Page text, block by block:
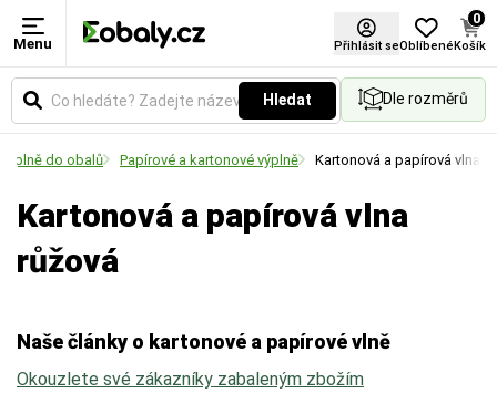
Menu Přihlásit seOblíbené
0
Košík
Hledat Dle rozměrů
Výplně do obalů Papírové a kartonové výplně Kartonová a papírová vlna
Kartonová a papírová vlna
růžová
Naše články o kartonové a papírové vlně
Okouzlete své zákazníky zabaleným zbožím
Materiál
Zvolte typ materiálu podle požadované pevnosti,
Barva
Vyberte si barevné provedení obalů a balicích
Certifikace FSC®